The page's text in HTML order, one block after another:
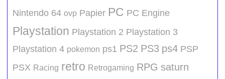
Nintendo 64 ovp Papier PC PC Engine
Playstation Playstation 2 Playstation 3
Playstation 4 pokemon ps1 PS2 PS3 ps4 PSP
PSX Racing retro Retrogaming RPG saturn